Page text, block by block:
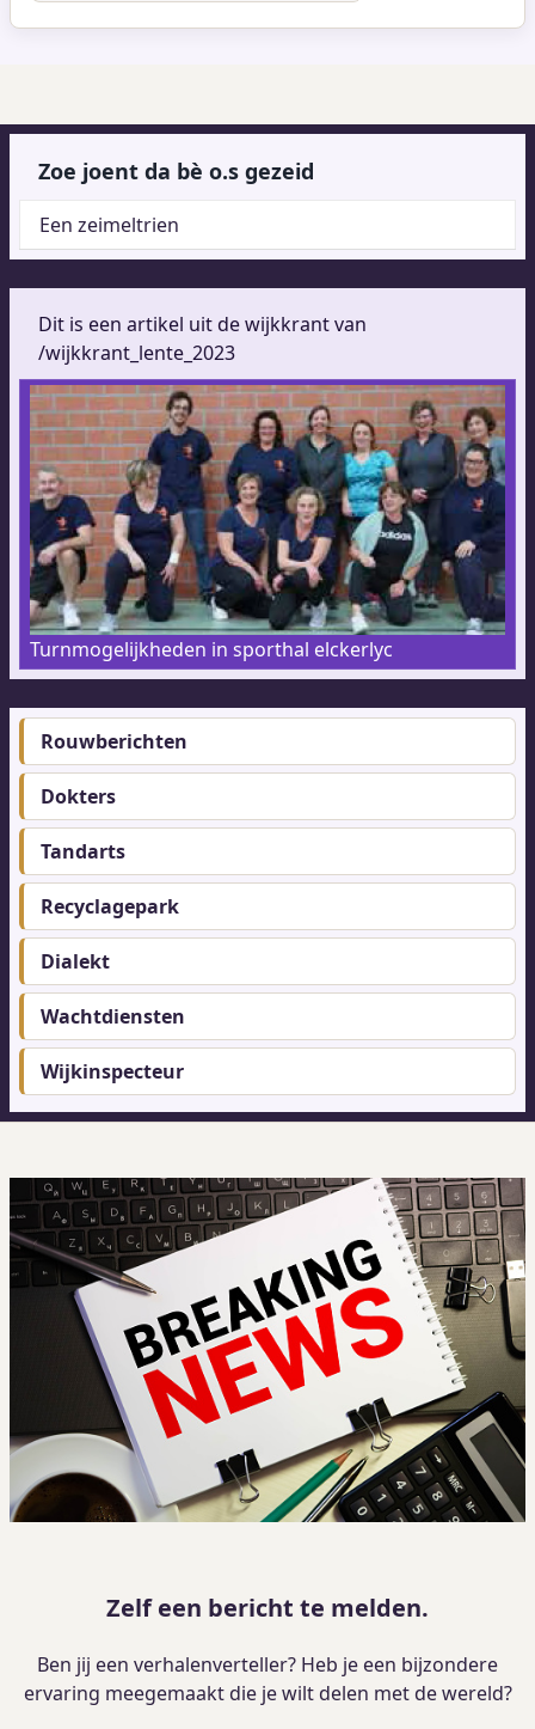
Zoe joent da bè o.s gezeid
Een zeimeltrien
Dit is een artikel uit de wijkkrant van
/wijkkrant_lente_2023
Turnmogelijkheden in sporthal elckerlyc
Footer-
menu
Rouwberichten
Dokters
Tandarts
Recyclagepark
Dialekt
Wachtdiensten
Wijkinspecteur
Zelf een bericht te melden.
Ben jij een verhalenverteller? Heb je een bijzondere
ervaring meegemaakt die je wilt delen met de wereld?